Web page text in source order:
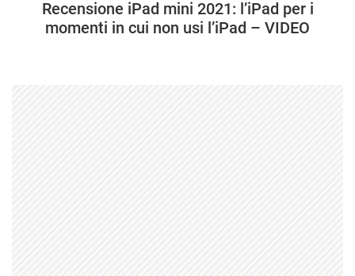
Recensione iPad mini 2021: l’iPad per i
momenti in cui non usi l’iPad – VIDEO